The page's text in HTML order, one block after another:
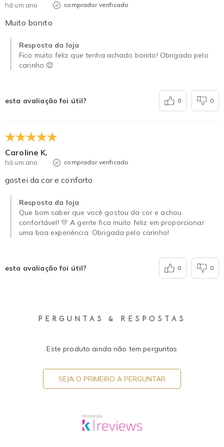
há um ano comprador verificado
Muito bonito
Resposta da loja
Fico muito feliz que tenha achado bonito! Obrigado pelo
carinho 😊
esta avaliação foi útil? 0 0
Caroline K.
há um ano comprador verificado
gostei da cor e conforto
Resposta da loja
Que bom saber que você gostou da cor e achou
confortável! 💛 A gente fica muito feliz em proporcionar
uma boa experiência. Obrigada pelo carinho!
esta avaliação foi útil? 0 0
PERGUNTAS & RESPOSTAS
Este produto ainda não tem perguntas
SEJA O PRIMEIRO A PERGUNTAR